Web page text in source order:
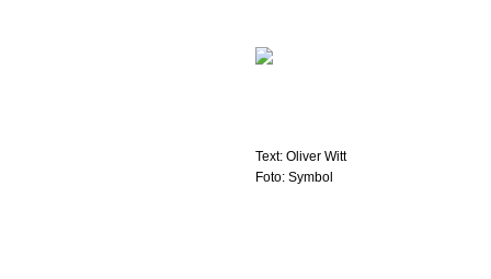
Text: Oliver Witt
Foto: Symbol